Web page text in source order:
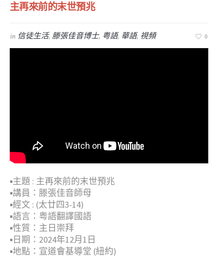
主再來前的末世預兆
in 信徒生活,滕張佳音博士, 粤語, 華語, 視頻 0
▪︎主題 : 主再來前的末世預兆
▪︎講員：滕張佳音師母
▪︎經文 : (太廿四3-14)
▪︎語言：粤語翻譯國語
▪︎性質：主日崇拜
▪︎日期：2024年12月1日
▪︎地點：宣道會基導堂 (紐約)